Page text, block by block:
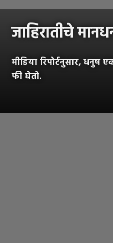
जाहिरातीचे
मीडिया रिपोर्टनुसार, धनुष
फी घेतो.